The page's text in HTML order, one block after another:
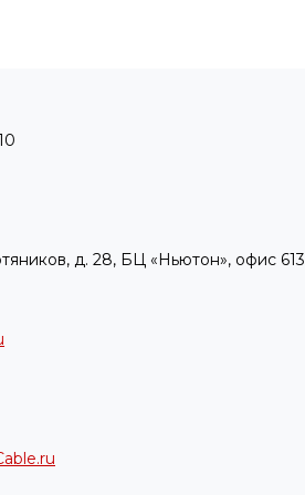
д. 28, БЦ «Ньютон», офис 613